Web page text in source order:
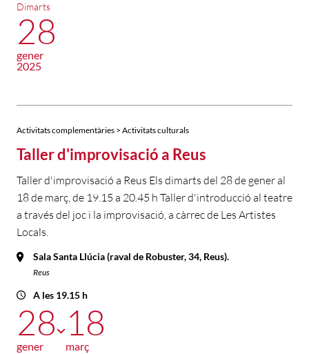
Dimarts
28
gener
2025
Activitats complementàries > Activitats culturals
Taller d'improvisació a Reus
Taller d'improvisació a Reus Els dimarts del 28 de gener al
18 de març, de 19.15 a 20.45 h Taller d'introducció al teatre
a través del joc i la improvisació, a càrrec de Les Artistes
Locals.
Sala Santa Llúcia (raval de Robuster, 34, Reus).
Reus
A les 19.15 h
28
gener
18
març